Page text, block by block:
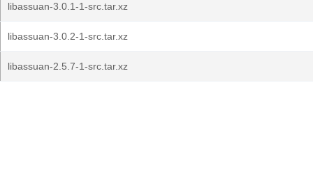
libassuan-3.0.1-1-src.tar.xz
libassuan-3.0.2-1-src.tar.xz
libassuan-2.5.7-1-src.tar.xz